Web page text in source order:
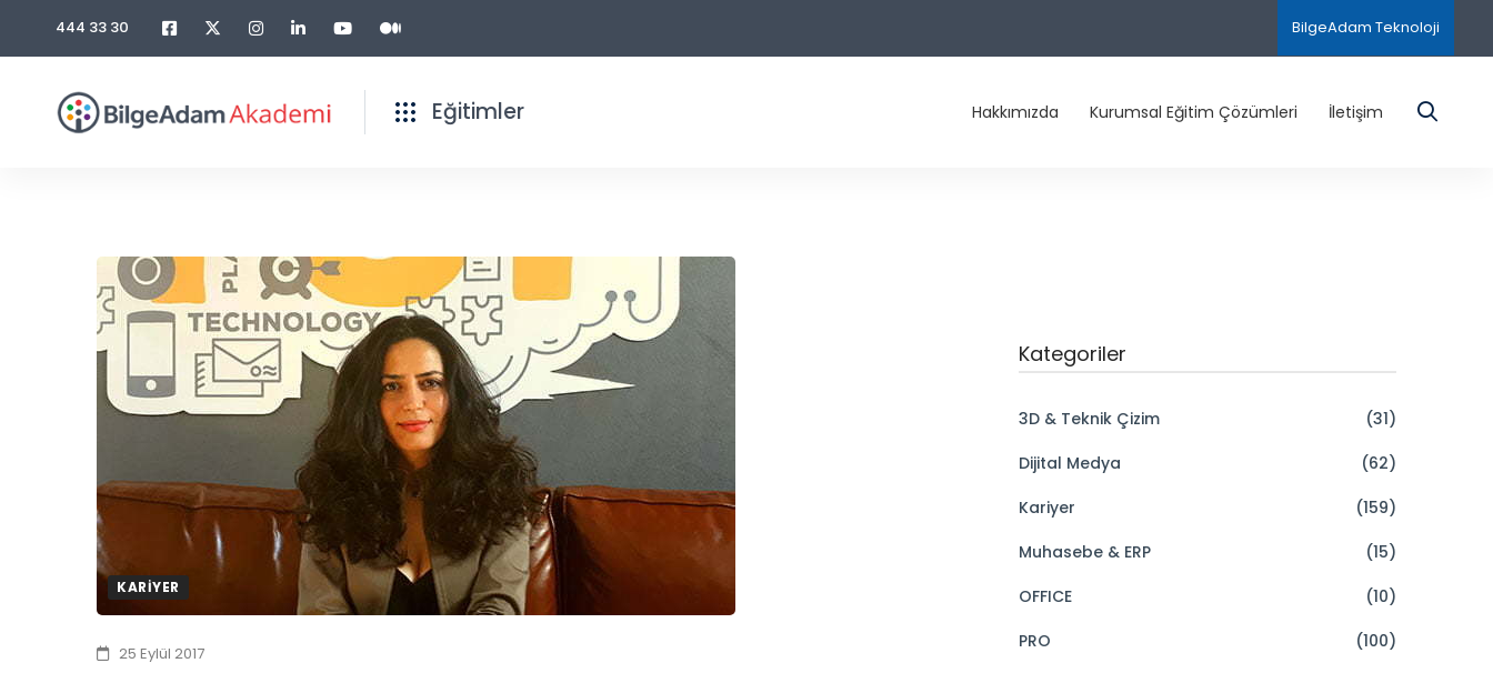
444 33 30 BilgeAdam Teknoloji
Eğitimler Hakkımızda Kurumsal Eğitim Çözümleri İletişim
KARIYER
25 Eylül 2017
Kategoriler
3D & Teknik Çizim
(31)
Dijital Medya
(62)
Kariyer
(159)
Muhasebe & ERP
(15)
OFFICE
(10)
PRO
(100)